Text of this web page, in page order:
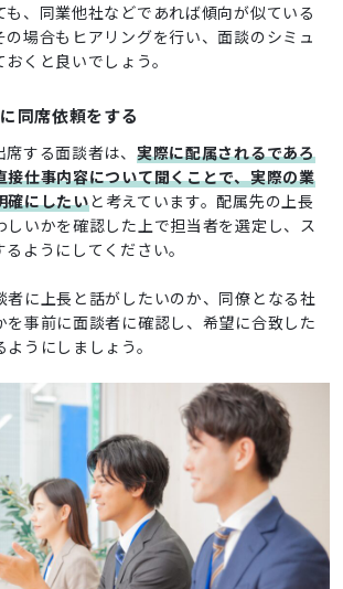
も、同業他社などであれば傾向が似ている
の場合もヒアリングを行い、面談のシミュ
くと良いでしょう。
同席依頼をする
する面談者は、 実際に配属されるであろ
接仕事内容について聞くことで、実際の業
確にしたいと考えています。配属先の上長
しいかを確認した上で担当者を選定し、ス
ようにしてください。
者に上長と話がしたいのか、同僚となる社
を事前に面談者に確認し、希望に合致した
うにしましょう。